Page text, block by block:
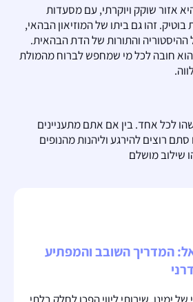
אזור שוקק ויוקרתי, עם מסעדות
בוטיק. זהו גם ביתו של המוזיאון הבהאי,
והתורות של הדת הבהאית.
חובה לכל מי שמחפש לברוח מהמולת
לכל אחד. בין אם אתם מתעניינים
רוצים להירגע וליהנות מהנופים
שילוב מושלם
המדריך השובב והמפתיע